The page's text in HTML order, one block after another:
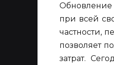
при всей
частности,
позволяет
затрат.